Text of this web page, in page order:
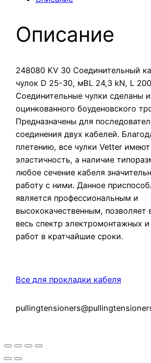
Описание
248080 KV 30 Соединительный
чулок D 25-30, мBL 24,3 kN, L
Соединительные чулки сделаны
оцинкованного боуденовского
Предназначены для
соединения двух кабелей.
плетению, все чулки Vetter
эластичность, а наличие
любое сечение кабеля
работу с ними. Данное
является профессиональным и
высококачественным, позволяет
весь спектр электромонтажных
работ в кратчайшие сроки.
Все для прокладки кабеля